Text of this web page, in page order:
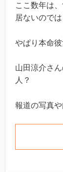
ここ数年は
居ないので
やぱり本命彼
山田涼介さ
人？
報道の写真